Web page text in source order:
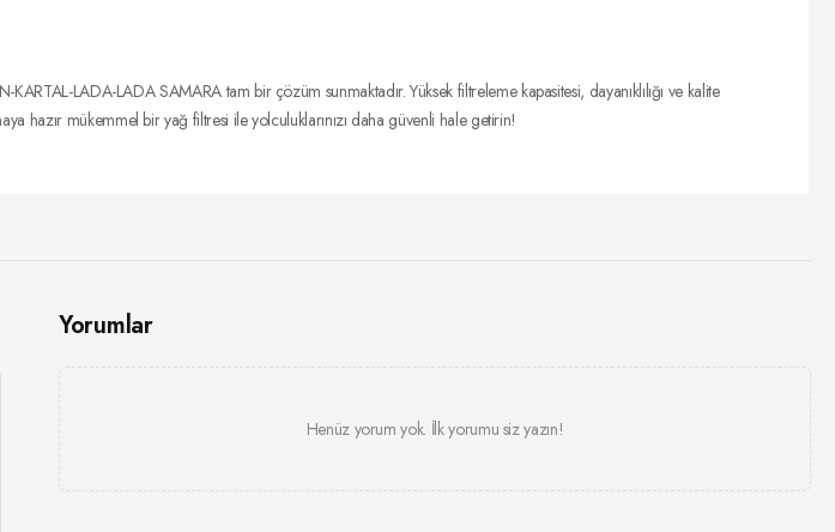
LADA-LADA SAMARA tam bir çözüm sunmaktadır. Yüksek filtreleme kapasitesi, dayanıklılığı ve kalite
hazır mükemmel bir yağ filtresi ile yolculuklarınızı daha güvenli hale getirin!
Yorumlar
Henüz yorum yok. İlk yorumu siz yazın!